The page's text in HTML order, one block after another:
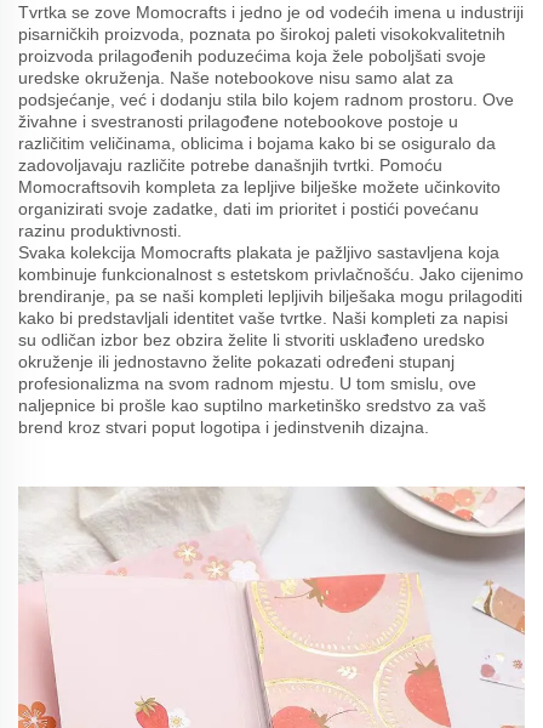
Tvrtka se zove Momocrafts i jedno je od vodećih imena u industriji
pisarničkih proizvoda, poznata po širokoj paleti visokokvalitetnih
proizvoda prilagođenih poduzećima koja žele poboljšati svoje
uredske okruženja. Naše notebookove nisu samo alat za
podsjećanje, već i dodanju stila bilo kojem radnom prostoru. Ove
živahne i svestranosti prilagođene notebookove postoje u
različitim veličinama, oblicima i bojama kako bi se osiguralo da
zadovoljavaju različite potrebe današnjih tvrtki. Pomoću
Momocraftsovih kompleta za lepljive bilješke možete učinkovito
organizirati svoje zadatke, dati im prioritet i postići povećanu
razinu produktivnosti.
Svaka kolekcija Momocrafts plakata je pažljivo sastavljena koja
kombinuje funkcionalnost s estetskom privlačnošću. Jako cijenimo
brendiranje, pa se naši kompleti lepljivih bilješaka mogu prilagoditi
kako bi predstavljali identitet vaše tvrtke. Naši kompleti za napisi
su odličan izbor bez obzira želite li stvoriti usklađeno uredsko
okruženje ili jednostavno želite pokazati određeni stupanj
profesionalizma na svom radnom mjestu. U tom smislu, ove
naljepnice bi prošle kao suptilno marketinško sredstvo za vaš
brend kroz stvari poput logotipa i jedinstvenih dizajna.